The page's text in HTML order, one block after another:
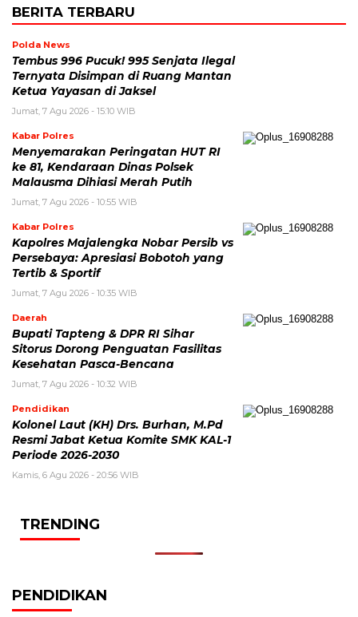
BERITA TERBARU
Polda News
Tembus 996 Pucuk! 995 Senjata Ilegal
Ternyata Disimpan di Ruang Mantan
Ketua Yayasan di Jaksel
Jumat, 7 Agu 2026 - 15:10 WIB
Kabar Polres
Menyemarakan Peringatan HUT RI
ke 81, Kendaraan Dinas Polsek
Malausma Dihiasi Merah Putih
Jumat, 7 Agu 2026 - 10:55 WIB
Kabar Polres
Kapolres Majalengka Nobar Persib vs
Persebaya: Apresiasi Bobotoh yang
Tertib & Sportif
Jumat, 7 Agu 2026 - 10:35 WIB
Daerah
Bupati Tapteng & DPR RI Sihar
Sitorus Dorong Penguatan Fasilitas
Kesehatan Pasca-Bencana
Jumat, 7 Agu 2026 - 10:32 WIB
Pendidikan
Kolonel Laut (KH) Drs. Burhan, M.Pd
Resmi Jabat Ketua Komite SMK KAL-1
Periode 2026-2030
Kamis, 6 Agu 2026 - 20:56 WIB
TRENDING
PENDIDIKAN